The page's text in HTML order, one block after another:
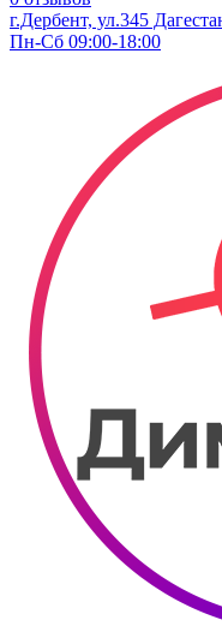
г.Дербент, ул.​345
Пн-Сб 09:00-18:00